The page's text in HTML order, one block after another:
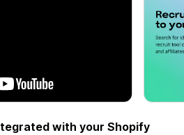
with your Shopify